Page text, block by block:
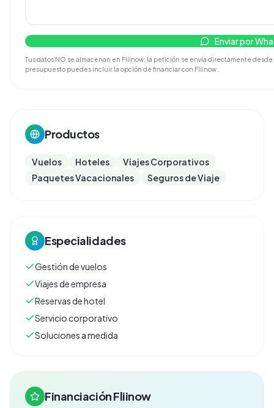
Enviar por
Tus datos NO se almacenan en Fliinow: la petición se envía directamente
presupuesto puedes incluir la opción de financiar con Fliinow.
Productos
Vuelos Hoteles
Viajes Corporativos
Paquetes Vacacionales
Seguros de Viaje
Especialidades
Gestión de vuelos
Viajes de empresa
Reservas de hotel
Servicio corporativo
Soluciones a medida
Financiación Fliinow